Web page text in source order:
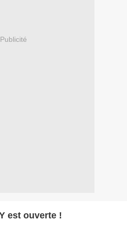
Publicité
est ouverte !